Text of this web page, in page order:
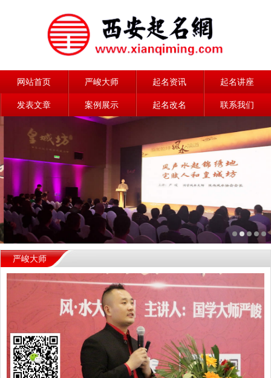
网站首页 严峻大师 起名资讯 起名讲座
发表文章 案例展示 起名改名 联系我们
严峻大师